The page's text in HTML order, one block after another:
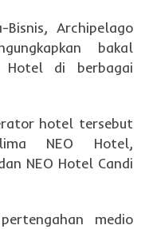
Archipelago
bakal
di berbagai
hotel tersebut
NEO Hotel,
NEO Hotel Candi
medio